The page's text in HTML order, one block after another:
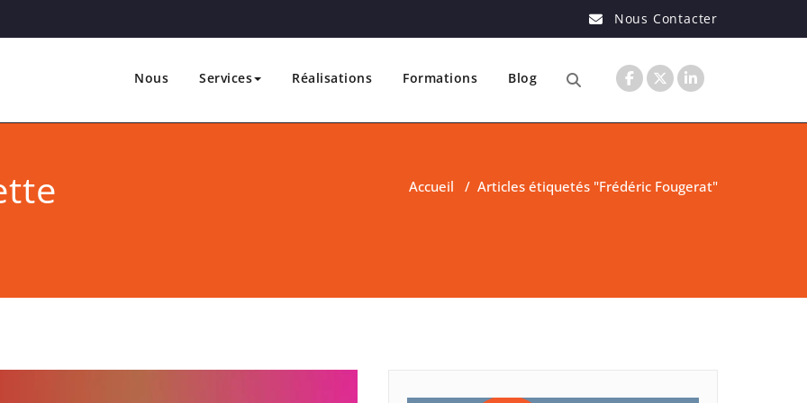
Nous Contacter
Nous Services Réalisations Formations Blog
Accueil / Articles étiquetés "Frédéric Fougerat"